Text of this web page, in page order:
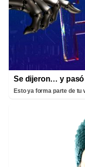
Se dijeron… y pasó
Esto ya forma parte de tu